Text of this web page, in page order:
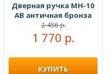
Дверная ручка MH-10
AB античная бронза
2 456 р.
1 770 р.
КУПИТЬ